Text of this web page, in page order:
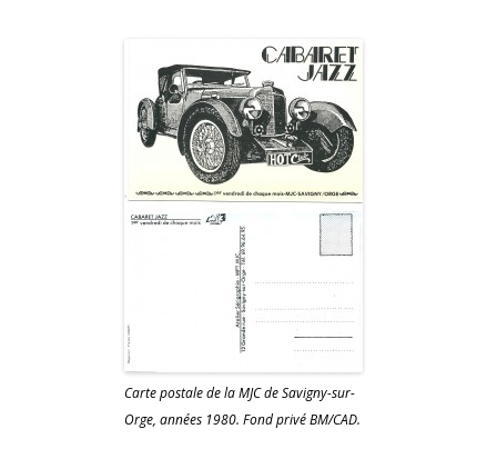
Carte postale de la MJC de Savigny-sur-
Orge, années 1980. Fond privé BM/CAD.